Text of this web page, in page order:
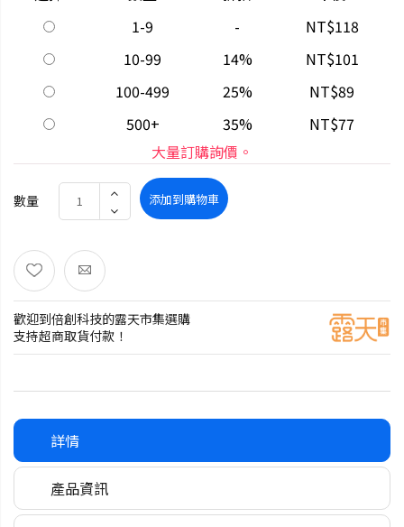
1-9
-
NT$118
10-99
14%
NT$101
100-499
25%
NT$89
500+
35%
NT$77
大量訂購詢價。
數量 添加到購物車
歡迎到倍創科技的露天市集選購
支持超商取貨付款！
詳情
產品資訊